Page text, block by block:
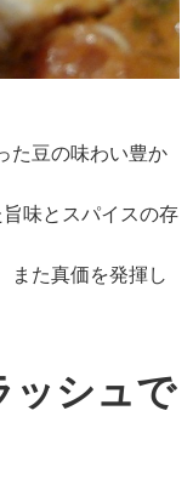
た豆の味わい豊か
味とスパイスの存
また真価を発揮し
ッシュで